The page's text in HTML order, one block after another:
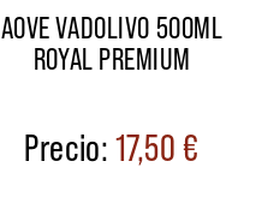
AOVE VADOLIVO 500ML
ROYAL PREMIUM
17,50€